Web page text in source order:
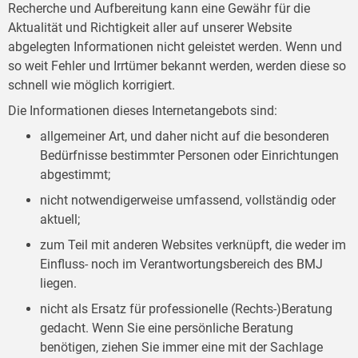
Recherche und Aufbereitung kann eine Gewähr für die
Aktualität und Richtigkeit aller auf unserer Website
abgelegten Informationen nicht geleistet werden. Wenn und
so weit Fehler und Irrtümer bekannt werden, werden diese so
schnell wie möglich korrigiert.
Die Informationen dieses Internetangebots sind:
allgemeiner Art, und daher nicht auf die besonderen
Bedürfnisse bestimmter Personen oder Einrichtungen
abgestimmt;
nicht notwendigerweise umfassend, vollständig oder
aktuell;
zum Teil mit anderen Websites verknüpft, die weder im
Einfluss- noch im Verantwortungsbereich des BMJ
liegen.
nicht als Ersatz für professionelle (Rechts-)Beratung
gedacht. Wenn Sie eine persönliche Beratung
benötigen, ziehen Sie immer eine mit der Sachlage